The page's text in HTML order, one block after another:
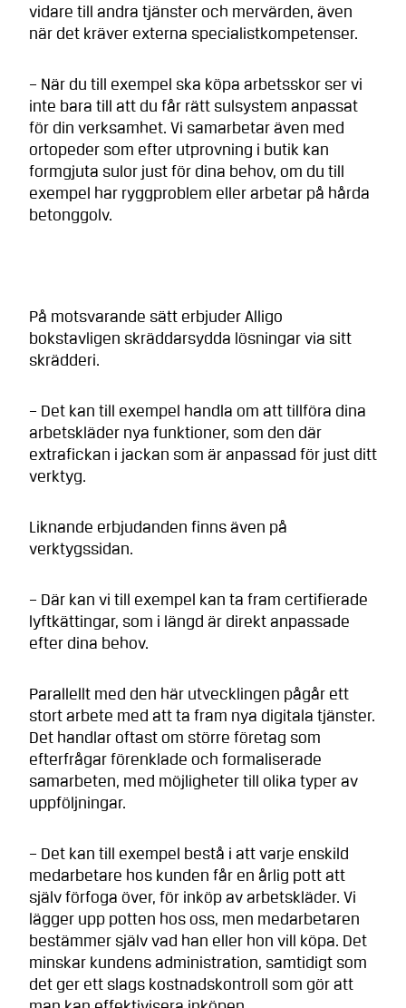
vidare till andra tjänster och mervärden, även
när det kräver externa specialistkompetenser.
– När du till exempel ska köpa arbetsskor ser vi
inte bara till att du får rätt sulsystem anpassat
för din verksamhet. Vi samarbetar även med
ortopeder som efter utprovning i butik kan
formgjuta sulor just för dina behov, om du till
exempel har ryggproblem eller arbetar på hårda
betonggolv.
På motsvarande sätt erbjuder Alligo
bokstavligen skräddarsydda lösningar via sitt
skrädderi.
– Det kan till exempel handla om att tillföra dina
arbetskläder nya funktioner, som den där
extrafickan i jackan som är anpassad för just ditt
verktyg.
Liknande erbjudanden finns även på
verktygssidan.
– Där kan vi till exempel kan ta fram certifierade
lyftkättingar, som i längd är direkt anpassade
efter dina behov.
Parallellt med den här utvecklingen pågår ett
stort arbete med att ta fram nya digitala tjänster.
Det handlar oftast om större företag som
efterfrågar förenklade och formaliserade
samarbeten, med möjligheter till olika typer av
uppföljningar.
– Det kan till exempel bestå i att varje enskild
medarbetare hos kunden får en årlig pott att
själv förfoga över, för inköp av arbetskläder. Vi
lägger upp potten hos oss, men medarbetaren
bestämmer själv vad han eller hon vill köpa. Det
minskar kundens administration, samtidigt som
det ger ett slags kostnadskontroll som gör att